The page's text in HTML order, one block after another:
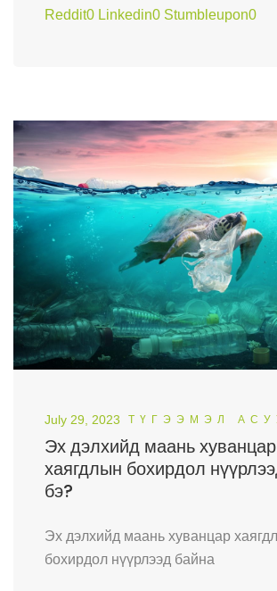
Reddit0 Linkedin0 Stumbleupon0
July 29, 2023 ТҮГЭЭМЭЛ
Эх дэлхийд маань хуванцар
хаягдлын бохирдол
бэ?
Эх дэлхийд маань хуванцар
бохирдол нүүрлээд байна